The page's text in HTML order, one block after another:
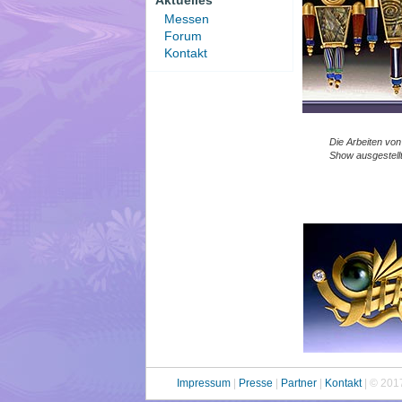
Messen
Forum
Kontakt
Die Arbeiten
Show
Impressum | Presse | Partner | Kontakt| ©